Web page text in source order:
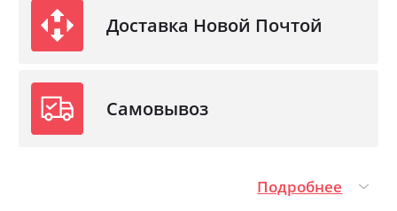
Доставка Новой Почтой
Самовывоз
Подробнее